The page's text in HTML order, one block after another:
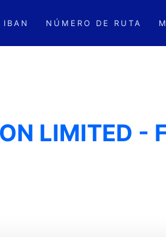
IBAN NÚMERO DE RUTA
LIMITED -